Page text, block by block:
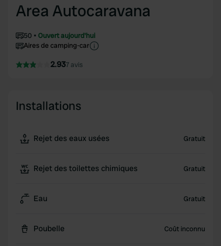
Area Autocaravana
50
Ouvert aujourd'hui
Aires de camping-car
2.937 avis
Installations
Rejet des eaux usées Gratuit
Rejet des toilettes chimiques Gratuit
Eau Gratuit
Poubelle Coût inconnu